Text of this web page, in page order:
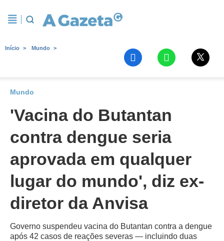
Início Mundo
Mundo
'Vacina do Butantan
contra dengue seria
aprovada em qualquer
lugar do mundo', diz ex-
diretor da Anvisa
Governo suspendeu vacina do Butantan contra a dengue
após 42 casos de reações severas — incluindo duas